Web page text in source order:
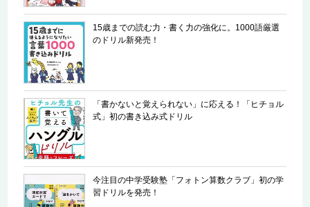
15歳までの読む力・書く力の強化に。1000語厳選
のドリル新発売！
「書かないと覚えられない」に応える！「ヒチョル
式」初の書き込み式ドリル
今注目の中学受験塾「フォトン算数クラブ」初の学
習ドリルを発売！